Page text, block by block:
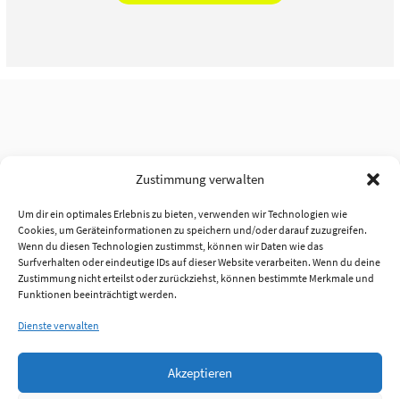
Zustimmung verwalten
Um dir ein optimales Erlebnis zu bieten, verwenden wir Technologien wie
Cookies, um Geräteinformationen zu speichern und/oder darauf zuzugreifen.
Wenn du diesen Technologien zustimmst, können wir Daten wie das
Surfverhalten oder eindeutige IDs auf dieser Website verarbeiten. Wenn du deine
Zustimmung nicht erteilst oder zurückziehst, können bestimmte Merkmale und
Funktionen beeinträchtigt werden.
Dienste verwalten
Akzeptieren